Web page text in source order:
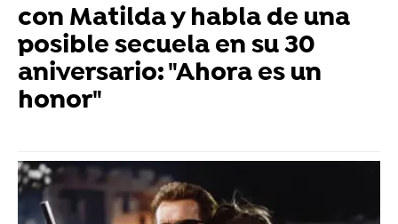
con Matilda y habla de una
posible secuela en su 30
aniversario: "Ahora es un
honor"